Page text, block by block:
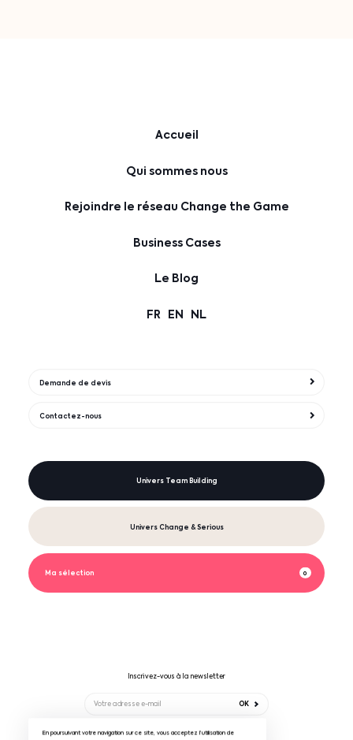
En poursuivant votre navigation sur ce site, vous acceptez l’utilisation de
Accueil
Qui sommes nous
Rejoindre le réseau Change the Game
Business Cases
Le Blog
FR EN NL
Demande de devis
Contactez-nous
Univers Team Building
Univers Change & Serious
0
Ma sélection
Inscrivez-vous à la newsletter
OK
Suivez-nous sur